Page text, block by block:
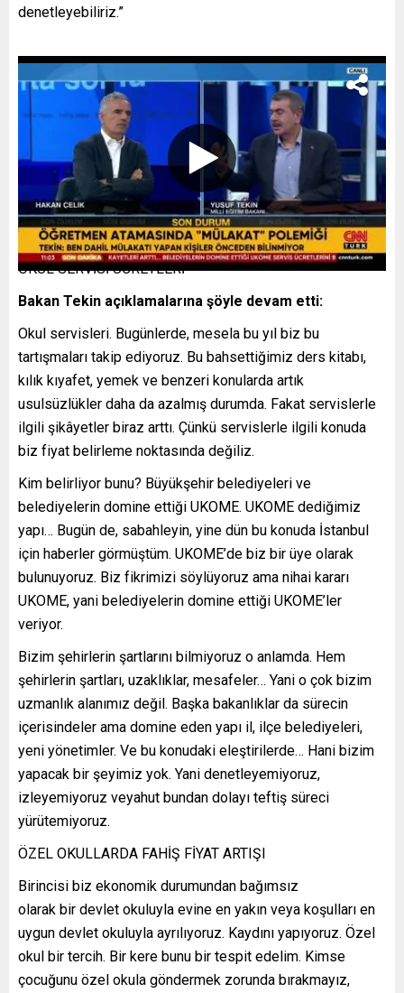
denetleyebiliriz.”
OKUL SERVİSİ ÜCRETLERİ
Bakan Tekin açıklamalarına şöyle devam etti:
Okul servisleri. Bugünlerde, mesela bu yıl biz bu
tartışmaları takip ediyoruz. Bu bahsettiğimiz ders kitabı,
kılık kıyafet, yemek ve benzeri konularda artık
usulsüzlükler daha da azalmış durumda. Fakat servislerle
ilgili şikâyetler biraz arttı. Çünkü servislerle ilgili konuda
biz fiyat belirleme noktasında değiliz.
Kim belirliyor bunu? Büyükşehir belediyeleri ve
belediyelerin domine ettiği UKOME. UKOME dediğimiz
yapı… Bugün de, sabahleyin, yine dün bu konuda İstanbul
için haberler görmüştüm. UKOME’de biz bir üye olarak
bulunuyoruz. Biz fikrimizi söylüyoruz ama nihai kararı
UKOME, yani belediyelerin domine ettiği UKOME’ler
veriyor.
Bizim şehirlerin şartlarını bilmiyoruz o anlamda. Hem
şehirlerin şartları, uzaklıklar, mesafeler… Yani o çok bizim
uzmanlık alanımız değil. Başka bakanlıklar da sürecin
içerisindeler ama domine eden yapı il, ilçe belediyeleri,
yeni yönetimler. Ve bu konudaki eleştirilerde… Hani bizim
yapacak bir şeyimiz yok. Yani denetleyemiyoruz,
izleyemiyoruz veyahut bundan dolayı teftiş süreci
yürütemiyoruz.
ÖZEL OKULLARDA FAHİŞ FİYAT ARTIŞI
Birincisi biz ekonomik durumundan bağımsız
olarak bir devlet okuluyla evine en yakın veya koşulları en
uygun devlet okuluyla ayrılıyoruz. Kaydını yapıyoruz. Özel
okul bir tercih. Bir kere bunu bir tespit edelim. Kimse
çocuğunu özel okula göndermek zorunda bırakmayız,